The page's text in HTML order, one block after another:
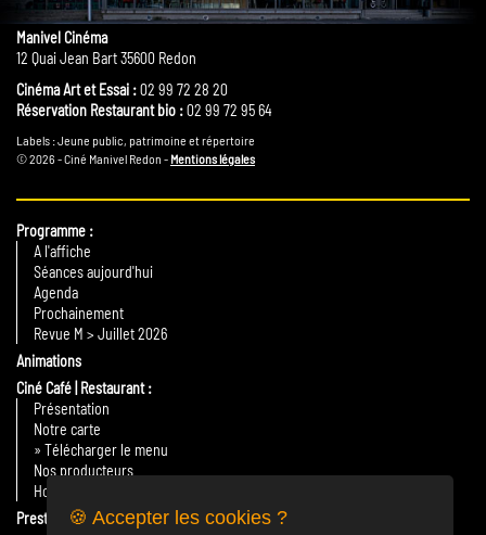
Manivel Cinéma
12 Quai Jean Bart 35600 Redon
Cinéma Art et Essai :02 99 72 28 20
Réservation Restaurant bio :02 99 72 95 64
Labels : Jeune public, patrimoine et répertoire
© 2026 - Ciné Manivel Redon - Mentions légales
Programme
A l'affiche
Séances aujourd'hui
Agenda
Prochainement
Revue M > Juillet 2026
Animations
Ciné Café | Restaurant
Présentation
Notre carte
» Télécharger le menu
Nos producteurs
Horaires
Prestations🍪 Accepter les cookies ?